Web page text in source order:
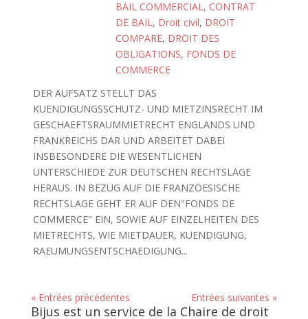
BAIL COMMERCIAL, CONTRAT
DE BAIL, Droit civil, DROIT
COMPARE, DROIT DES
OBLIGATIONS, FONDS DE
COMMERCE
DER AUFSATZ STELLT DAS
KUENDIGUNGSSCHUTZ- UND MIETZINSRECHT IM
GESCHAEFTSRAUMMIETRECHT ENGLANDS UND
FRANKREICHS DAR UND ARBEITET DABEI
INSBESONDERE DIE WESENTLICHEN
UNTERSCHIEDE ZUR DEUTSCHEN RECHTSLAGE
HERAUS. IN BEZUG AUF DIE FRANZOESISCHE
RECHTSLAGE GEHT ER AUF DEN"FONDS DE
COMMERCE" EIN, SOWIE AUF EINZELHEITEN DES
MIETRECHTS, WIE MIETDAUER, KUENDIGUNG,
RAEUMUNGSENTSCHAEDIGUNG...
« Entrées précédentes Entrées suivantes »
Bijus est un service de la Chaire de droit